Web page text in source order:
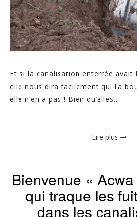
Et si la canalisation enterrée avait
elle nous dira facilement qui l’a
elle n’en a pas ! Bien qu’elles...
Lire plus
Bienvenue «
qui traque les
dans les